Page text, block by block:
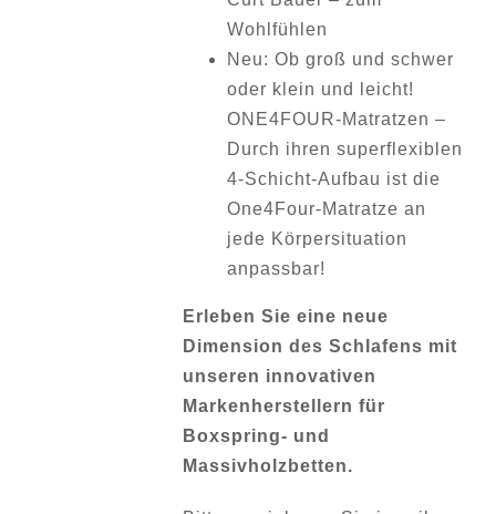
Wohlfühlen
Neu: Ob groß und schwer
oder klein und leicht!
ONE4FOUR-Matratzen –
Durch ihren superflexiblen
4-Schicht-Aufbau ist die
One4Four-Matratze an
jede Körpersituation
anpassbar!
Erleben Sie eine neue
Dimension des Schlafens mit
unseren innovativen
Markenherstellern für
Boxspring- und
Massivholzbetten.